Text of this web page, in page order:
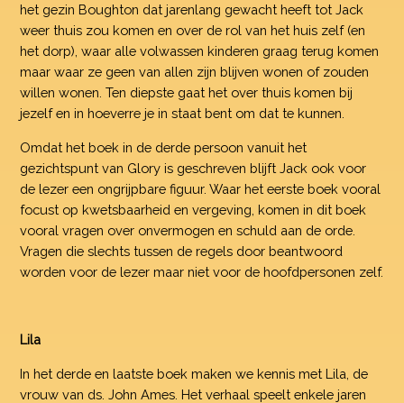
het gezin Boughton dat jarenlang gewacht heeft tot Jack
weer thuis zou komen en over de rol van het huis zelf (en
het dorp), waar alle volwassen kinderen graag terug komen
maar waar ze geen van allen zijn blijven wonen of zouden
willen wonen. Ten diepste gaat het over thuis komen bij
jezelf en in hoeverre je in staat bent om dat te kunnen.
Omdat het boek in de derde persoon vanuit het
gezichtspunt van Glory is geschreven blijft Jack ook voor
de lezer een ongrijpbare figuur. Waar het eerste boek vooral
focust op kwetsbaarheid en vergeving, komen in dit boek
vooral vragen over onvermogen en schuld aan de orde.
Vragen die slechts tussen de regels door beantwoord
worden voor de lezer maar niet voor de hoofdpersonen zelf.
Lila
In het derde en laatste boek maken we kennis met Lila, de
vrouw van ds. John Ames. Het verhaal speelt enkele jaren